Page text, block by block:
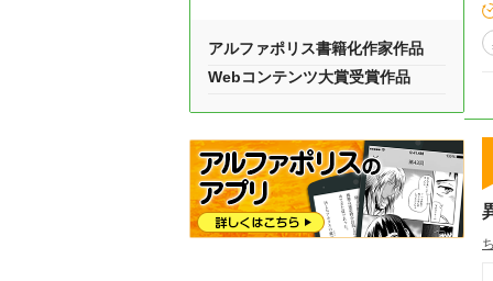
アルファポリス書籍化作家作品
Webコンテンツ大賞受賞作品